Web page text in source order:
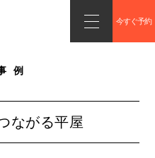
今すぐ予約
例
ながる平屋